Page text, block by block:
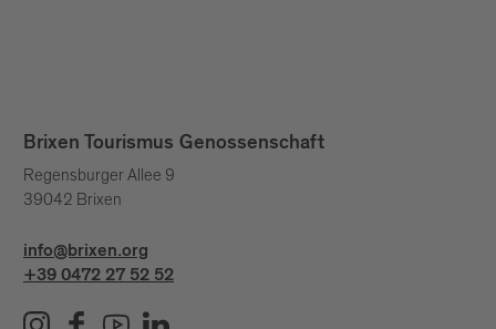
Brixen Tourismus Genossenschaft
Regensburger Allee 9
39042 Brixen
info@brixen.org
+39 0472 27 52 52